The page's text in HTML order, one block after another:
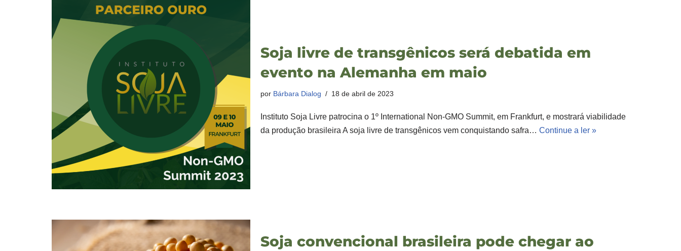
Soja livre de transgênicos será debatida em
evento na Alemanha em maio
por Bárbara Dialog 18 de abril de 2023
Instituto Soja Livre patrocina o 1º International Non-GMO Summit, em Frankfurt, e mostrará viabilidade
da produção brasileira A soja livre de transgênicos vem conquistando safra… Continue a ler »
Soja convencional brasileira pode chegar ao